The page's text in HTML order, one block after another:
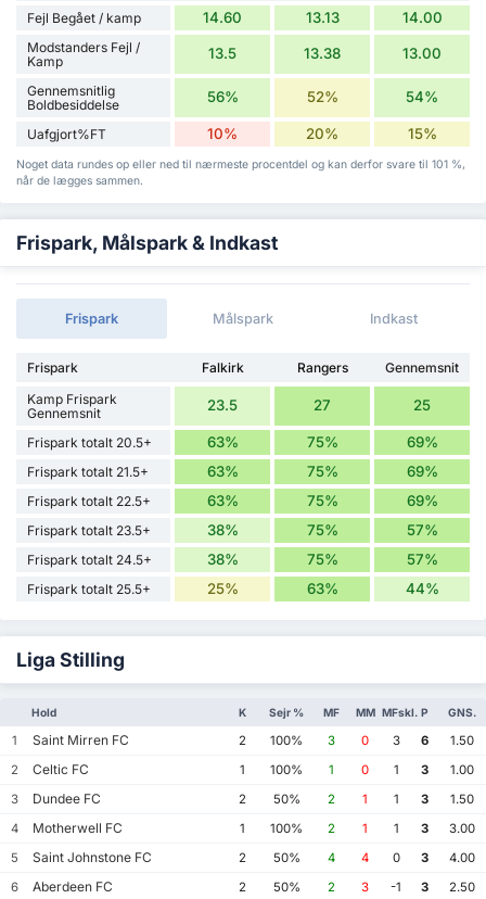
Fejl Begået / kamp
14.60 13.13 14.00
Modstanders Fejl /
Kamp
13.5 13.38 13.00
Gennemsnitlig
Boldbesiddelse
56% 52% 54%
Uafgjort%FT 10% 20% 15%
Noget data rundes op eller ned til nærmeste procentdel og kan derfor svare til 101 %,
når de lægges sammen.
Frispark, Målspark & Indkast
Frispark Målspark Indkast
Frispark Falkirk Rangers
Gennemsnit
Kamp Frispark
Gennemsnit
23.5 27 25
Frispark totalt 20.5+ 63% 75% 69%
Frispark totalt 21.5+ 63% 75% 69%
Frispark totalt 22.5+ 63% 75% 69%
Frispark totalt 23.5+ 38% 75% 57%
Frispark totalt 24.5+ 38% 75% 57%
Frispark totalt 25.5+ 25% 63% 44%
Liga Stilling
Hold K Sejr % MF MM MFskl. P GNS.
1 Saint Mirren FC 2 100% 3 0 3 6
1.50
2
Celtic FC 1 100% 1 0 1 3
1.00
3
Dundee FC 2 50% 2 1 1 3
1.50
4
Motherwell FC 1 100% 2 1 1 3
3.00
5
Saint Johnstone FC 2 50% 4 4 0 3
4.00
6
Aberdeen FC 2 50% 2 3 -1 3 2.50